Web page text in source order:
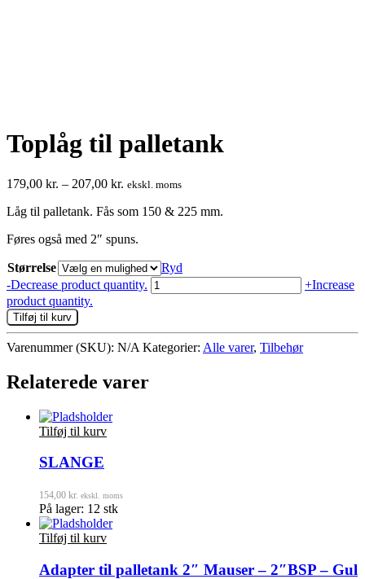
Toplåg til palletank
179,00 kr. – 207,00 kr. Prisinterval:
til
ekskl. moms
Låg til palletank. Fås som 150 & 225 mm.
Føres også med 2″ spuns.
Størrelse
Ryd
-Decrease product quantity. Toplåg
til
+Increase
product quantity.
Tilføj til kurv
Varenummer (SKU): N/A Kategorier: Alle varer, Tilbehør
Relaterede varer
Tilføj til kurv
SLANGE
154,00 kr. ekskl. moms
På lager: 12 stk
Tilføj til kurv
Adapter til palletank 2″ Mauser – 2″BSP – Gul